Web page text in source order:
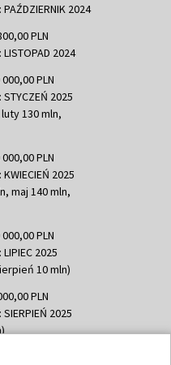
2024
PLN
2024
PLN
2025
130 mln,
PLN
2025
maj 140 mln,
PLN
2025
10 mln)
PLN
2025
PLN